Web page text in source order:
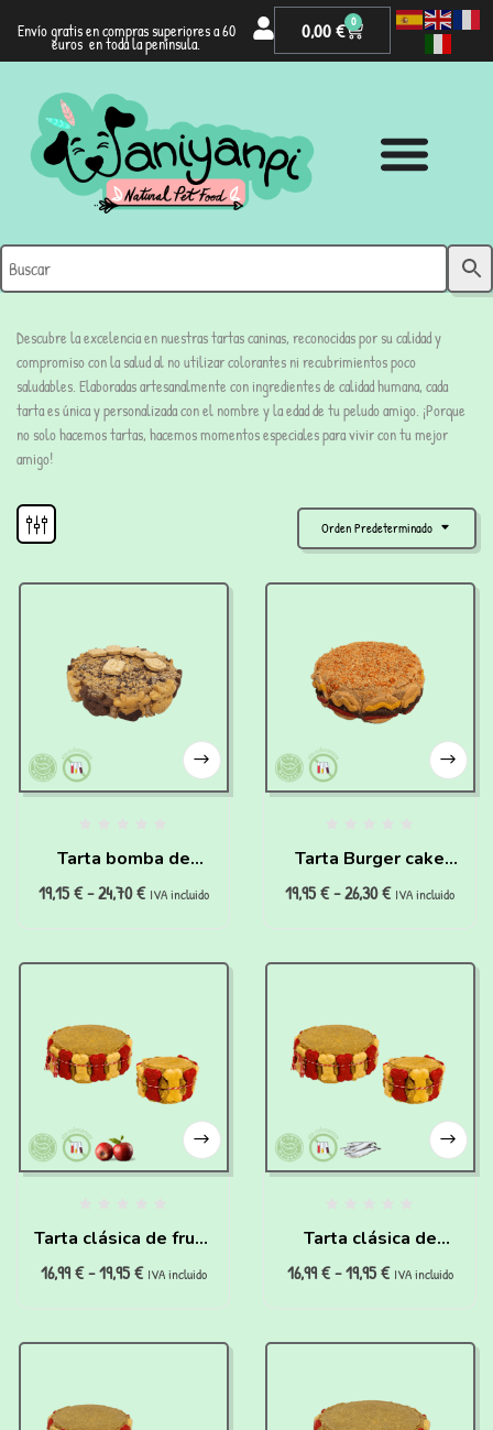
Envío gratis en compras superiores a 60
euros en toda la península.
0,00€ 0
Descubre la excelencia en nuestras tartas caninas, reconocidas por su calidad y
compromiso con la salud al no utilizar colorantes ni recubrimientos poco
saludables. Elaboradas artesanalmente con ingredientes de calidad humana, cada
tarta es única y personalizada con el nombre y la edad de tu peludo amigo. ¡Porque
no solo hacemos tartas, hacemos momentos especiales para vivir con tu mejor
amigo!
Orden Predeterminado
Tarta bomba de
ternera para perros
19,15€ - 24,70€ IVA incluido
Tarta Burger cake
para perros
19,95€-26,30€ IVA incluido
Tarta clásica de fruta
para perros
16,99€ - 19,95€ IVA incluido
Tarta clásica de
pescado para perros
16,99€ - 19,95€ IVA incluido